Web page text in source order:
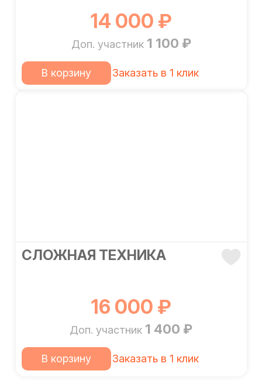
14 000 ₽
Доп. участник 1 100 ₽
В корзину Заказать в 1 клик
СЛОЖНАЯ ТЕХНИКА
16 000 ₽
Доп. участник 1 400 ₽
В корзину Заказать в 1 клик